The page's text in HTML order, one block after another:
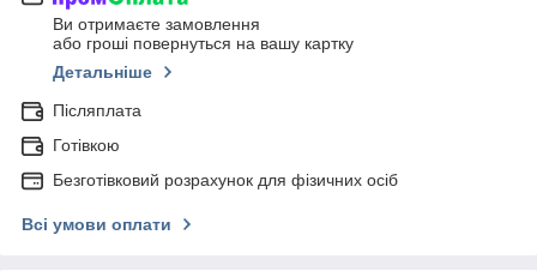
Ви отримаєте замовлення
або гроші повернуться на вашу картку
Детальніше
Післяплата
Готівкою
Безготівковий розрахунок для фізичних осіб
Всі умови оплати